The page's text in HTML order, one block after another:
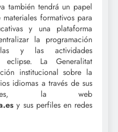
también tendrá un papel
formativos para
y una plataforma
la programación
y las actividades
La Generalitat
institucional sobre la
idiomas a través de sus
la web
y sus perfiles en redes